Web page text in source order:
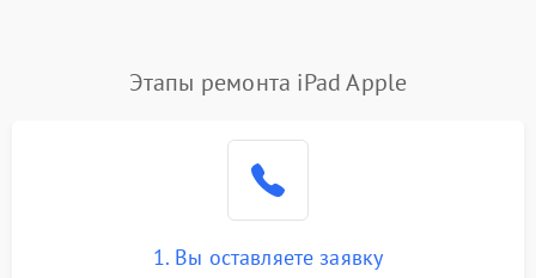
Этапы ремонта iPad Apple
1. Вы оставляете заявку